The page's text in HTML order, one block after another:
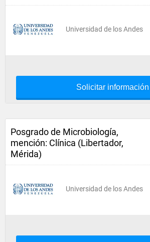
Universidad de los Andes
Solicitar información
Posgrado de Microbiología,
mención: Clínica (Libertador,
Mérida)
Universidad de los Andes